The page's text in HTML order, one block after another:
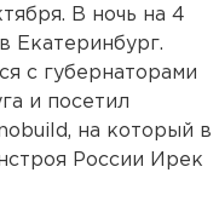
В ночь на 4
Екатеринбург.
с губернаторами
и посетил
на который в
России Ирек